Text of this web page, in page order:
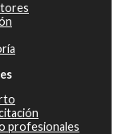
profesionales